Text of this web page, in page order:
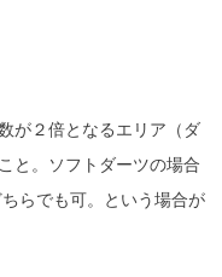
が２倍となるエリア（ダ
と。ソフトダーツの場合
らでも可。という場合が